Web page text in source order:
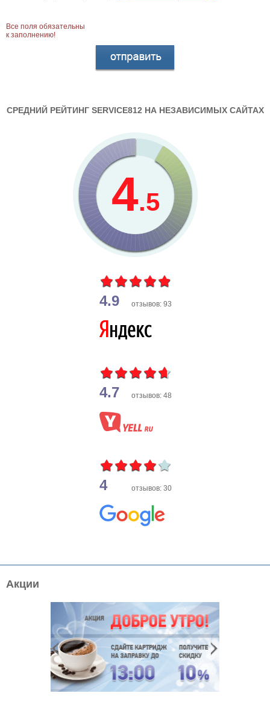
Акции
Все поля обязательны
к заполнению!
СРЕДНИЙ РЕЙТИНГ SERVICE812 НА НЕЗАВИСИМЫХ САЙТАХ
4.5
4.9 отзывов: 93
4.7 отзывов: 48
4 отзывов: 30